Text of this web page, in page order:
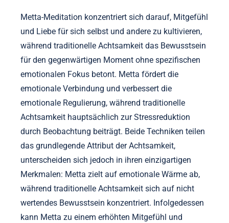
Metta-Meditation konzentriert sich darauf, Mitgefühl
und Liebe für sich selbst und andere zu kultivieren,
während traditionelle Achtsamkeit das Bewusstsein
für den gegenwärtigen Moment ohne spezifischen
emotionalen Fokus betont. Metta fördert die
emotionale Verbindung und verbessert die
emotionale Regulierung, während traditionelle
Achtsamkeit hauptsächlich zur Stressreduktion
durch Beobachtung beiträgt. Beide Techniken teilen
das grundlegende Attribut der Achtsamkeit,
unterscheiden sich jedoch in ihren einzigartigen
Merkmalen: Metta zielt auf emotionale Wärme ab,
während traditionelle Achtsamkeit sich auf nicht
wertendes Bewusstsein konzentriert. Infolgedessen
kann Metta zu einem erhöhten Mitgefühl und